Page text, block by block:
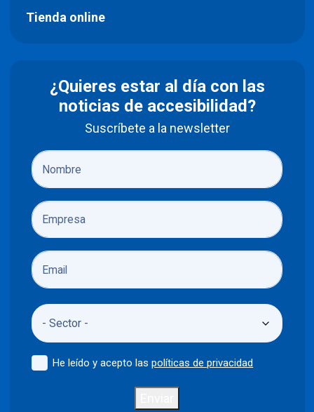
Tienda online
¿Quieres estar al día con las
noticias de accesibilidad?
Suscríbete a la newsletter
He leído y acepto laspolíticas de privacidad